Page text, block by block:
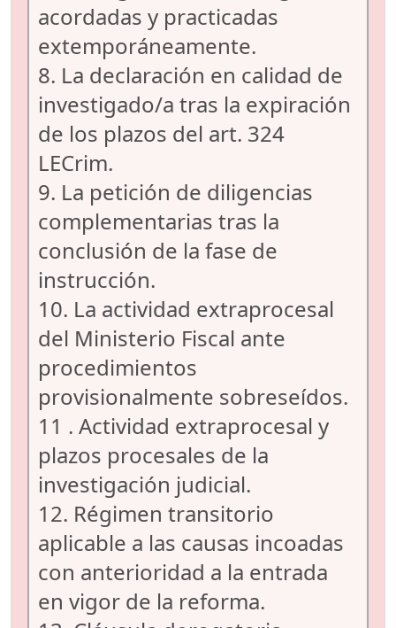
acordadas y practicadas
extemporáneamente.
8. La declaración en calidad de
investigado/a tras la expiración
de los plazos del art. 324
LECrim.
9. La petición de diligencias
complementarias tras la
conclusión de la fase de
instrucción.
10. La actividad extraprocesal
del Ministerio Fiscal ante
procedimientos
provisionalmente sobreseídos.
11 . Actividad extraprocesal y
plazos procesales de la
investigación judicial.
12. Régimen transitorio
aplicable a las causas incoadas
con anterioridad a la entrada
en vigor de la reforma.